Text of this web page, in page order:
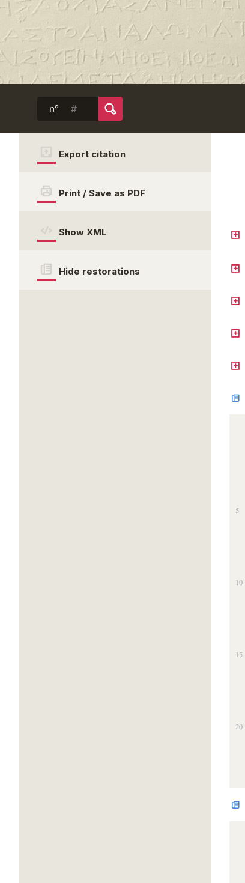
n°
Export citation
Print / Save as PDF
Show XML
Hide restorations
5
10
15
20